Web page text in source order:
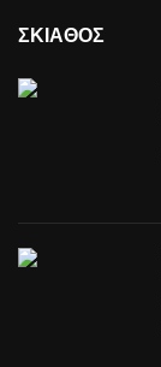
ΣΚΙΑΘΟΣ